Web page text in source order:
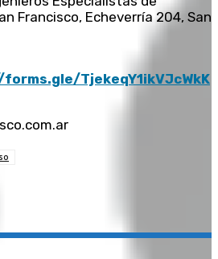
Francisco, Echeverría 204, San
TjekeqY1ikVJcWkK